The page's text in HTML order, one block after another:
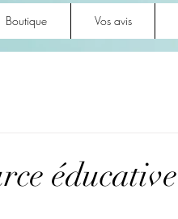
Boutique Vos avis
éducative